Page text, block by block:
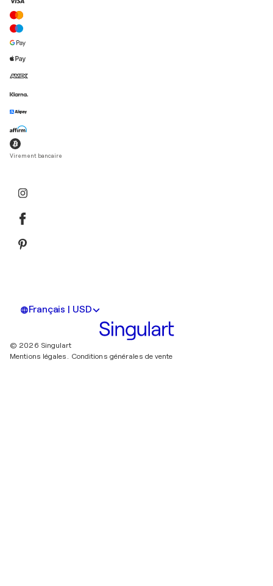
Virement bancaire
Français | USD
© 2026 Singulart
Mentions légales. Conditions générales de vente